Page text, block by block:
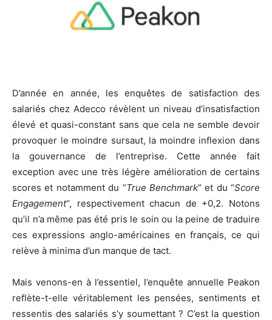
D’année en année, les enquêtes de satisfaction des
salariés chez Adecco révèlent un niveau d’insatisfaction
élevé et quasi-constant sans que cela ne semble devoir
provoquer le moindre sursaut, la moindre inflexion dans
la gouvernance de l’entreprise. Cette année fait
exception avec une très légère amélioration de certains
scores et notamment du “True Benchmark” et du “Score
Engagement“, respectivement chacun de +0,2. Notons
qu’il n’a même pas été pris le soin ou la peine de traduire
ces expressions anglo-américaines en français, ce qui
relève à minima d’un manque de tact.
Mais venons-en à l’essentiel, l’enquête annuelle Peakon
reflète-t-elle véritablement les pensées, sentiments et
ressentis des salariés s’y soumettant ? C’est la question